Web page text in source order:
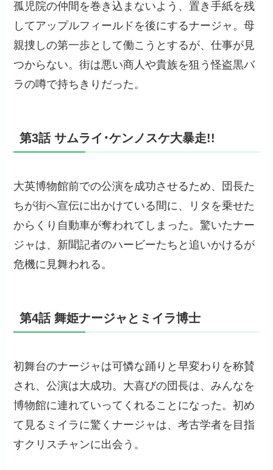
孤児院の仲間を巻き込まないよう、置き手紙を残
してアップルフィールドを後にするナージャ。母
親捜しの第一歩として働こうとするが、仕事が見
つからない。街は悪い商人や貴族を狙う怪盗黒バ
ラの噂で持ちきりだった。
第3話 サムライ･ケンノスケ大暴走!!
大英博物館前での公演を成功させるため、団長た
ちが街へ宣伝に出かけている間に、リタを乗せた
からくり自動車が奪われてしまった。驚いたナー
ジャは、新聞記者のハービーたちと追いかけるが
危機に見舞われる。
第4話 舞姫ナージャとミイラ博士
初舞台のナージャは可憐な踊りと早変わりを称賛
され、公演は大成功。大喜びの団長は、みんなを
博物館に連れていってくれることになった。初め
て見るミイラに驚くナージャは、考古学者を目指
すクリスチャンに出会う。